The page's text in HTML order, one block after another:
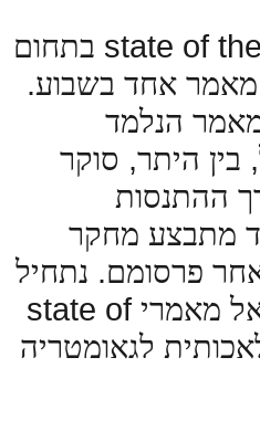
בתחום
מאמר אחד בשבוע.
הנלמד
, בין היתר, סוקר
ההתנסות
מתבצע מחקר
פרסומם. נתחיל
מאמרי state of
לגאומטריה